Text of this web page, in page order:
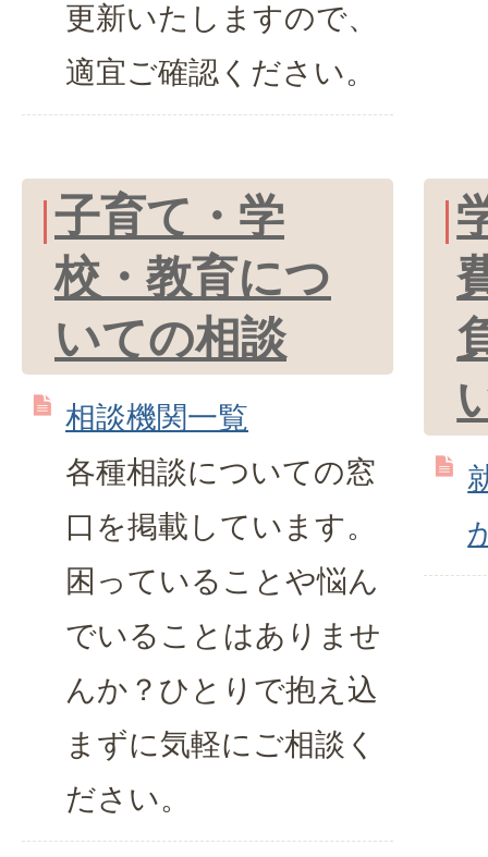
更新いたしますので、
適宜ご確認ください。
子育て・学
校・教育につ
いての相談
相談機関一覧
各種相談についての窓
口を掲載しています。
困っていることや悩ん
でいることはありませ
んか？ひとりで抱え込
まずに気軽にご相談く
ださい。